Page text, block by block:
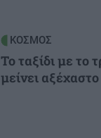
ΚΟΣΜΟΣ
Το ταξίδι με το
μείνει